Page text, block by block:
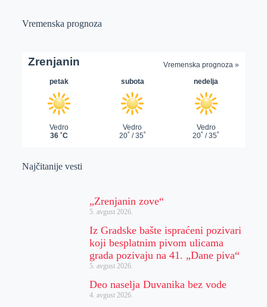
Vremenska prognoza
Najčitanije vesti
„Zrenjanin zove“
5. avgust 2026.
Iz Gradske bašte ispraćeni pozivari
koji besplatnim pivom ulicama
grada pozivaju na 41. „Dane piva“
5. avgust 2026.
Deo naselja Duvanika bez vode
4. avgust 2026.